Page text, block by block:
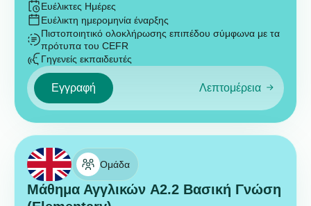
Ευέλικτες Ημέρες
Ευέλικτη ημερομηνία έναρξης
Πιστοποιητικό ολοκλήρωσης επιπέδου σύμφωνα με τα
πρότυπα του CEFR
Γηγενείς εκπαιδευτές
Εγγραφή Λεπτομέρεια
Ομάδα
Μάθημα Αγγλικών A2.2 Βασική Γνώση